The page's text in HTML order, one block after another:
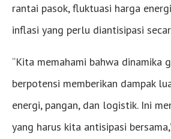
rantai pasok, fluktuasi harga
inflasi yang perlu diantisipasi
“Kita memahami bahwa
berpotensi memberikan dampak
energi, pangan, dan logistik. Ini
yang harus kita antisipasi